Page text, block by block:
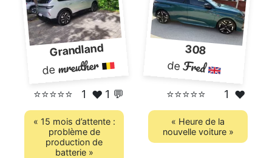
Grandland
de mreuther
⭐⭐⭐⭐⭐ 1 💬
1 ❤️
« 15 mois d’attente :
problème de
production de
batterie »
308
deFred
⭐⭐⭐⭐⭐ 1 ❤️
« Heure de la
nouvelle voiture »